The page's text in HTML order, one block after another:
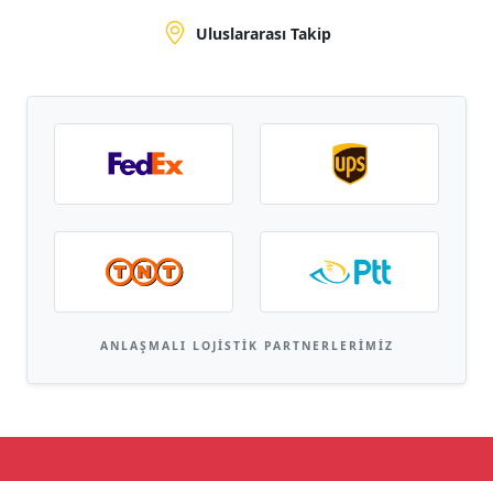
Uluslararası Takip
ANLAŞMALI LOJISTIK PARTNERLERIMIZ